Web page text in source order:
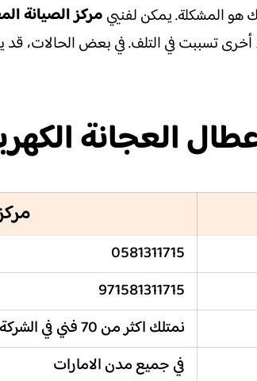
هو المشكلة. يمكن لفنييمركز الصيانة
تسببت في التلف. في بعض الحالات، قد
العجانة
0581311715
971581311715
نمتلك اكثر من 70 فني في الشركة
في جميع مدن الامارات